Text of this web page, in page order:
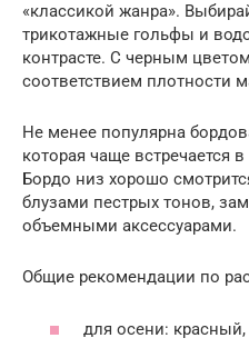
«классикой жанра».
трикотажные гольфы и
контрасте. С черным
соответствием плотности
Не менее популярна
которая чаще встречается
Бордо низ хорошо
блузами пестрых тонов,
объемными аксессуарами.
Общие рекомендации по
для осени: